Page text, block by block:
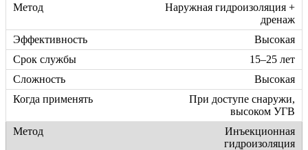
Наружная гидроизоляция +
дренаж
Высокая
15–25 лет
Высокая
При доступе снаружи,
высоком УГВ
Инъекционная
гидроизоляция